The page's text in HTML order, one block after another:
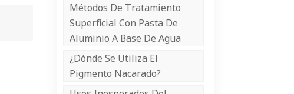
Métodos De Tratamiento
Superficial Con Pasta De
Aluminio A Base De Agua
¿Dónde Se Utiliza El
Pigmento Nacarado?